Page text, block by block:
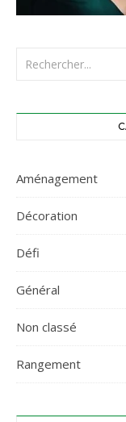
Aménagement
Décoration
Défi
Général
Non classé
Rangement